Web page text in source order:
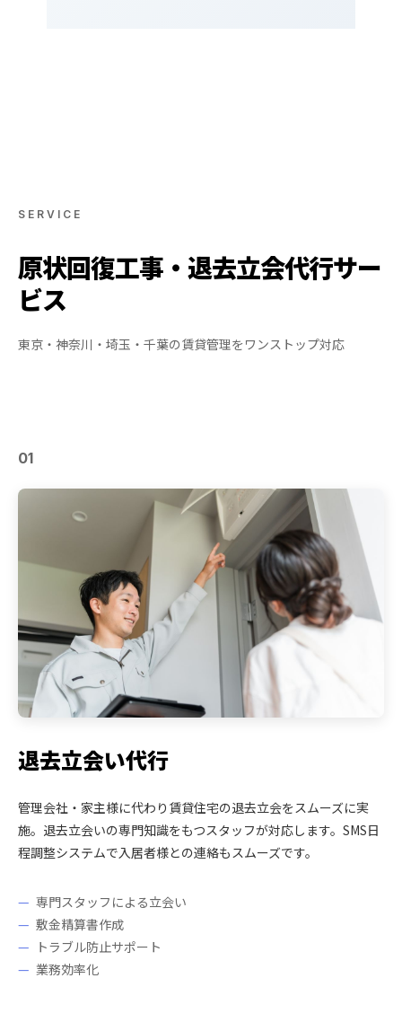
SERVICE
原状回復工事・退去立会代行サー
ビス
東京・神奈川・埼玉・千葉の賃貸管理をワンストップ対応
01
退去立会い代行
管理会社・家主様に代わり賃貸住宅の退去立会をスムーズに実
施。退去立会いの専門知識をもつスタッフが対応します。SMS日
程調整システムで入居者様との連絡もスムーズです。
専門スタッフによる立会い
敷金精算書作成
トラブル防止サポート
業務効率化